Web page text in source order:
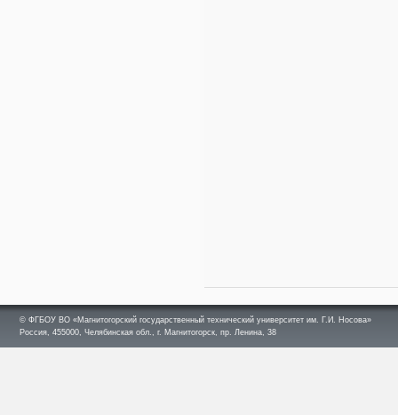
© ФГБОУ ВО «Магнитогорский государственный технический университет им. Г.И. Носова»
Россия, 455000, Челябинская обл., г. Магнитогорск, пр. Ленина, 38